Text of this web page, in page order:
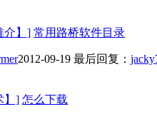
介】] 常用路桥软件目录
2012-09-19 最后回复：
】] 怎么下载